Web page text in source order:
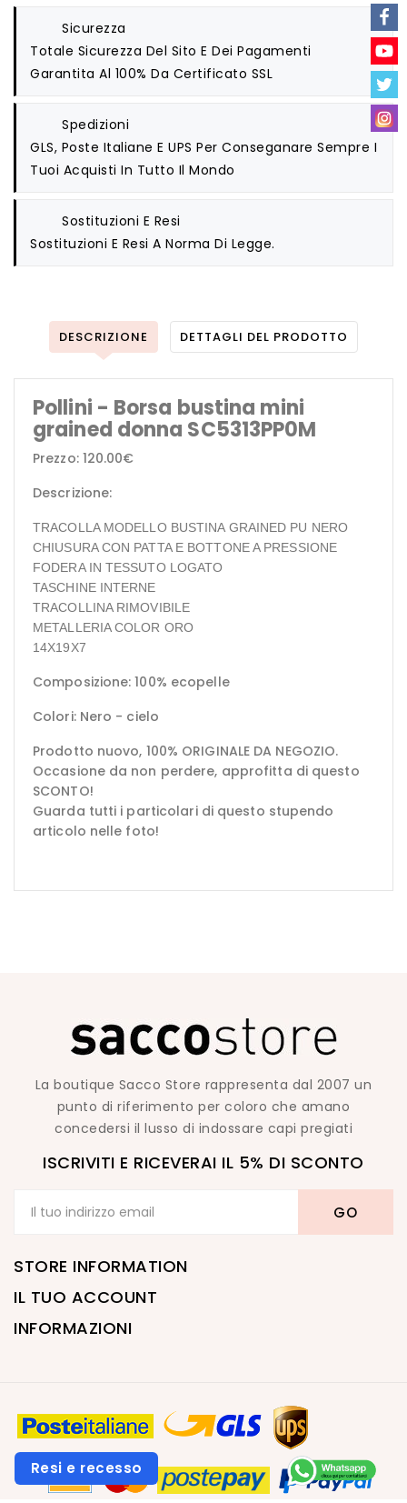
Sicurezza
Totale Sicurezza Del Sito E Dei Pagamenti
Garantita Al 100% Da Certificato SSL
Spedizioni
GLS, Poste Italiane E UPS Per Conseganare Sempre I
Tuoi Acquisti In Tutto Il Mondo
Sostituzioni E Resi
Sostituzioni E Resi A Norma Di Legge.
DESCRIZIONE DETTAGLI DEL PRODOTTO
Pollini - Borsa bustina mini
grained donna SC5313PP0M
Prezzo: 120.00€
Descrizione:
TRACOLLA MODELLO BUSTINA GRAINED PU NERO
CHIUSURA CON PATTA E BOTTONE A PRESSIONE
FODERA IN TESSUTO LOGATO
TASCHINE INTERNE
TRACOLLINA RIMOVIBILE
METALLERIA COLOR ORO
14X19X7
Composizione: 100% ecopelle
Colori: Nero - cielo
Prodotto nuovo, 100% ORIGINALE DA NEGOZIO.
Occasione da non perdere, approfitta di questo
SCONTO!
Guarda tutti i particolari di questo stupendo
articolo nelle foto!
La boutique Sacco Store rappresenta dal 2007 un
punto di riferimento per coloro che amano
concedersi il lusso di indossare capi pregiati
ISCRIVITI E RICEVERAI IL 5% DI SCONTO
STORE INFORMATION
IL TUO ACCOUNT
INFORMAZIONI
Resi e recesso